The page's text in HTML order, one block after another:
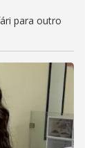
para outro